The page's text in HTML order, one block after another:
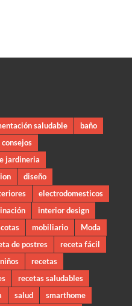
saludable
baño
consejos
jardineria
diseño
electrodomesticos
interior design
mobiliario
Moda
de postres
receta fácil
recetas
recetas saludables
salud
smarthome